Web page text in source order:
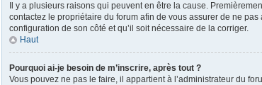
Il y a plusieurs raisons qui peuvent en être la cause.
contactez le propriétaire du forum afin de vous assurer de ne
configuration de son côté et qu’il soit nécessaire de la corriger.
Haut
Pourquoi ai-je besoin de m’inscrire, après tout ?
Vous pouvez ne pas le faire, il appartient à l’administrateur du